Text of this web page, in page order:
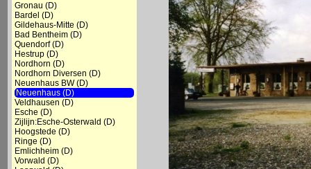
Gronau (D)
Bardel (D)
Gildehaus-Mitte (D)
Bad Bentheim (D)
Quendorf (D)
Hestrup (D)
Nordhorn (D)
Nordhorn Diversen (D)
Neuenhaus BW (D)
Neuenhaus (D)
Veldhausen (D)
Esche (D)
Zijlijn:Esche-Osterwald (D)
Hoogstede (D)
Ringe (D)
Emlichheim (D)
Vorwald (D)